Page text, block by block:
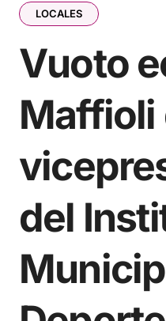
LOCALES
Vuoto
Maffioli
del